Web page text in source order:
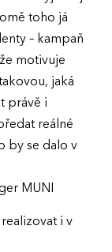
toho já
– kampaň
motivuje
jaká
právě i
reálné
by se dalo v
MUNI
i v